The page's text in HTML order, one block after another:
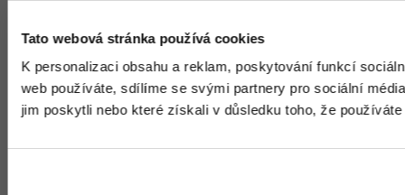
Tato webová stránka používá cookies
K personalizaci obsahu a reklam, poskytování funkcí
web používáte, sdílíme se svými partnery pro sociální
jim poskytli nebo které získali v důsledku toho, že